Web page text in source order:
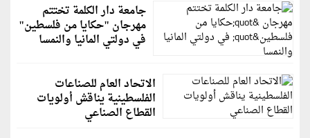
جامعة دار الكلمة تختتم
مهرجان "حكايا من فلسطين"
في دولتي المانيا والنمسا
الاتحاد العام للصناعات
الفلسطينية يناقش أولويات
القطاع الصناعي